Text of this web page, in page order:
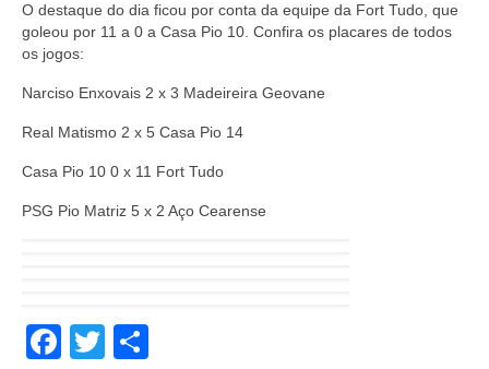
O destaque do dia ficou por conta da equipe da Fort Tudo, que
goleou por 11 a 0 a Casa Pio 10. Confira os placares de todos
os jogos:
Narciso Enxovais 2 x 3 Madeireira Geovane
Real Matismo 2 x 5 Casa Pio 14
Casa Pio 10 0 x 11 Fort Tudo
PSG Pio Matriz 5 x 2 Aço Cearense
Facebook
Twitter